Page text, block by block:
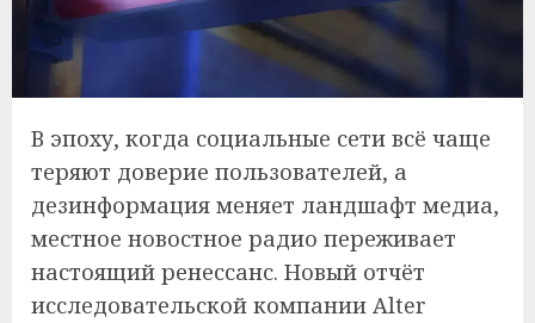
В эпоху, когда социальные сети всё чаще
теряют доверие пользователей, а
дезинформация меняет ландшафт медиа,
местное новостное радио переживает
настоящий ренессанс. Новый отчёт
исследовательской компании Alter